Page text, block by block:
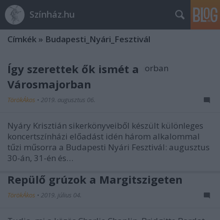
Színház.hu
Címkék » Budapesti_Nyári_Fesztivál
Így szerettek ők ismét a
Városmajorban
TörökÁkos • 2019. augusztus 06.
Nyáry Krisztián sikerkönyveiből készült különleges
koncertszínházi előadást idén három alkalommal
tűzi műsorra a Budapesti Nyári Fesztivál: augusztus
30-án, 31-én és…
Repülő grúzok a Margitszigeten
TörökÁkos • 2019. július 04.